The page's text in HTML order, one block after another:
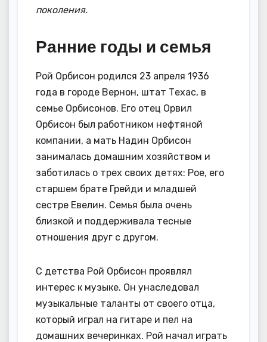
поколения.
Ранние годы и семья
Рой Орбисон родился 23 апреля 1936
года в городе Вернон, штат Техас, в
семье Орбисонов. Его отец Орвил
Орбисон был работником нефтяной
компании, а мать Надин Орбисон
занималась домашним хозяйством и
заботилась о трех своих детях: Рое, его
старшем брате Грейди и младшей
сестре Евелин. Семья была очень
близкой и поддерживала тесные
отношения друг с другом.
С детства Рой Орбисон проявлял
интерес к музыке. Он унаследовал
музыкальные таланты от своего отца,
который играл на гитаре и пел на
домашних вечеринках. Рой начал играть